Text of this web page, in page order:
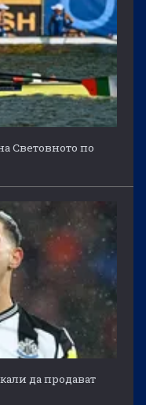
Световното по
да продават